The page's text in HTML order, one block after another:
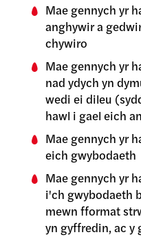
Mae gennych yr
anghywir a
chywiro
Mae gennych yr
nad ydych yn
wedi ei dileu
hawl i gael eich
Mae gennych yr
eich gwybodaeth
Mae gennych yr
i'ch gwybodaeth
mewn fformat
yn gyffredin, ac y